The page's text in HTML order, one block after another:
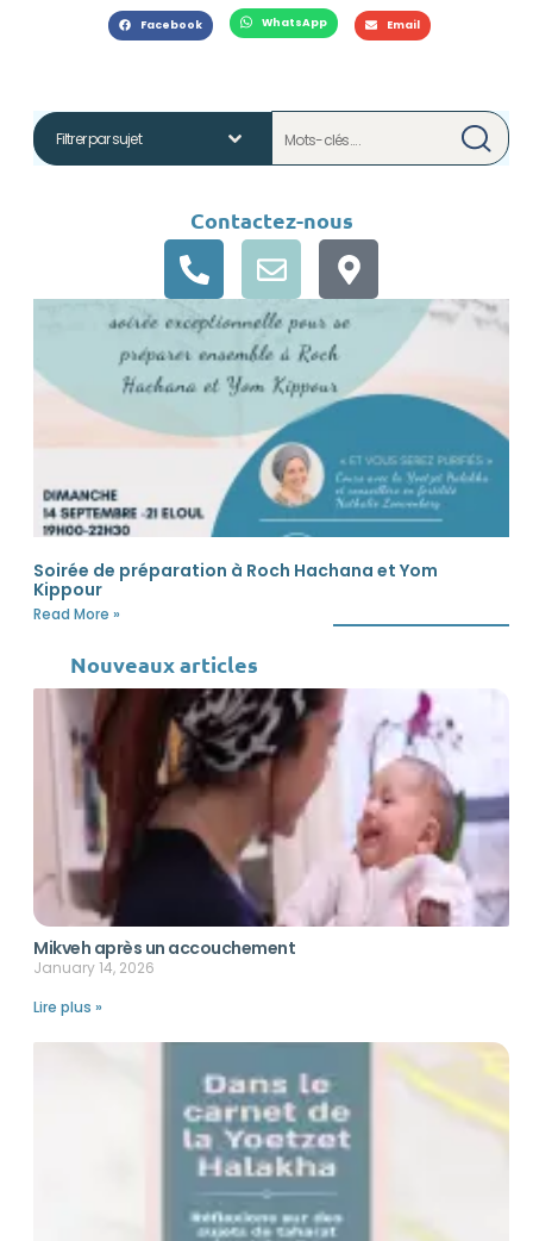
Facebook WhatsApp Email
Contactez-nous
Soirée de préparation à Roch Hachana et Yom
Kippour
Read More »
Nouveaux articles
Mikveh après un accouchement
January 14, 2026
Lire plus »